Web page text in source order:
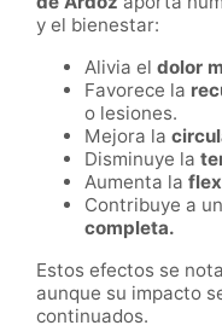
y el bienestar:
Alivia el dolor
Favorece la
o lesiones.
Mejora la
Disminuye la
Aumenta la
Contribuye a
completa.
Estos efectos se
aunque su impacto
continuados.